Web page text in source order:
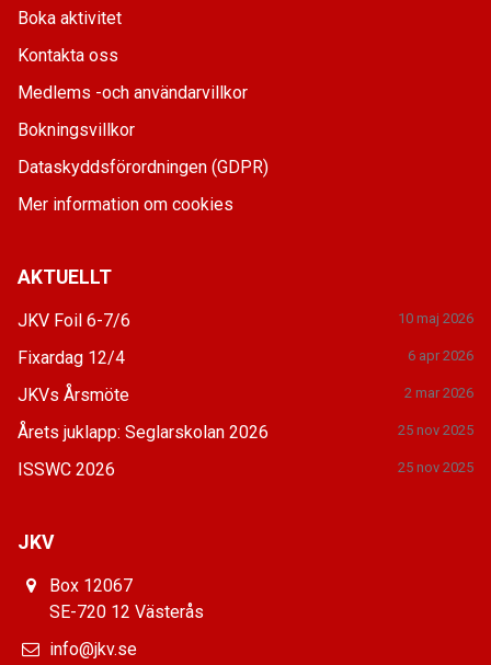
Boka aktivitet
Kontakta oss
Medlems -och användarvillkor
Bokningsvillkor
Dataskyddsförordningen (GDPR)
Mer information om cookies
AKTUELLT
JKV Foil 6-7/6 10 maj 2026
Fixardag 12/4 6 apr 2026
JKVs Årsmöte 2 mar 2026
Årets juklapp: Seglarskolan 2026 25 nov 2025
ISSWC 2026 25 nov 2025
JKV
Box 12067
SE-720 12 Västerås
info@jkv.se